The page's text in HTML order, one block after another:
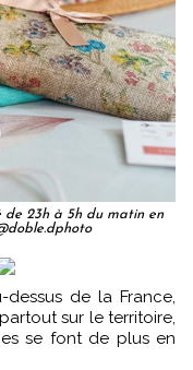
de 23h à 5h du matin en
sur le territoire,
se font de plus en